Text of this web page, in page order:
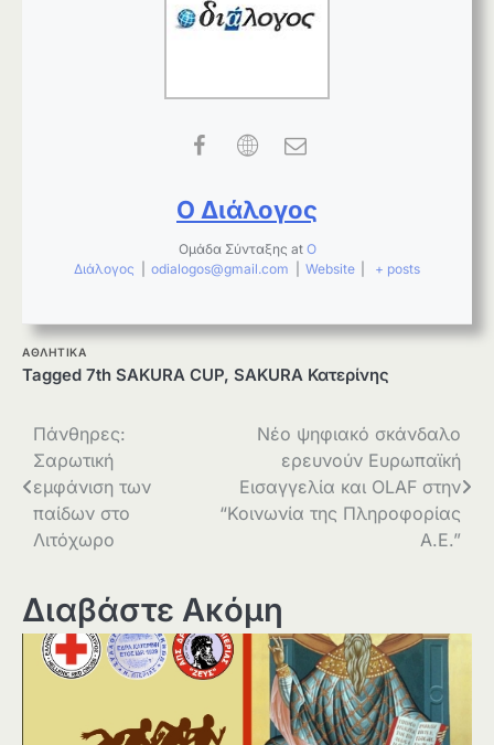
Ο Διάλογος
Ομάδα Σύνταξης at Ο
Διάλογος
odialogos@gmail.com Website + posts
ΑΘΛΗΤΙΚΑ
Tagged 7th SAKURA CUP, SAKURA Κατερίνης
Πλοήγηση
άρθρων
Πάνθηρες:
Σαρωτική
εμφάνιση των
παίδων στο
Λιτόχωρο
Νέο ψηφιακό σκάνδαλο
ερευνούν Ευρωπαϊκή
Εισαγγελία και OLAF στην
“Κοινωνία της Πληροφορίας
Α.Ε.”
Διαβάστε Ακόμη